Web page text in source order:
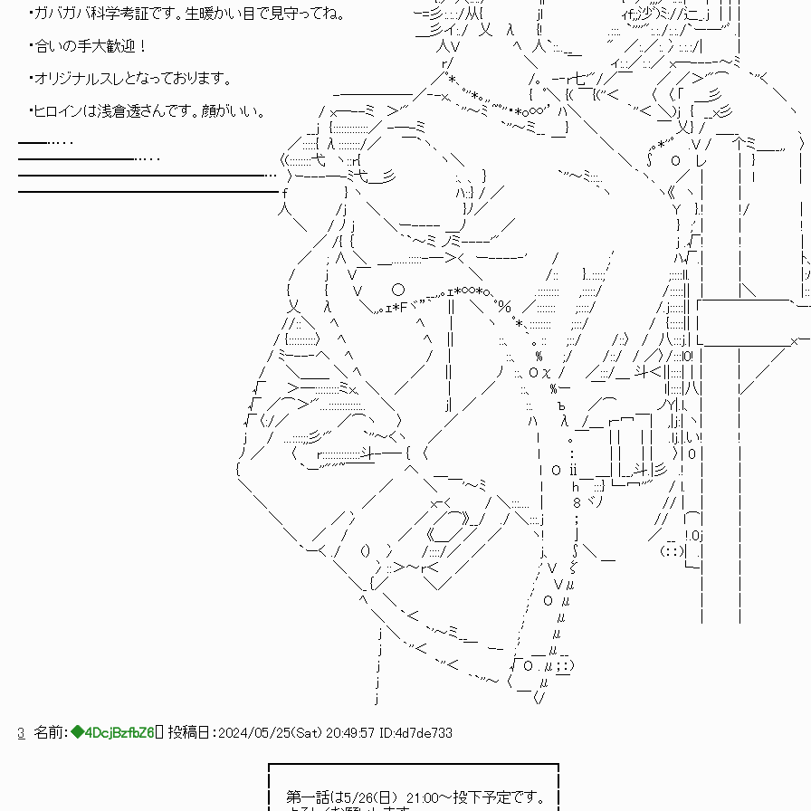
・ガバガバ科学考証です。生暖かい目で見守ってね。 ｰ=彡:.:.:/从{ jl ｨf;;沙ﾞ)ﾐ://辷_.j |｜|
＿彡イ:./ 乂 λ {! .:::. `''''":.:./:.:./`ー―''ﾞ .|
・合いの手大歓迎！ 人V ﾍ 人`::..__ " ／:.／:.冫:.:.:/| ｜
r/ ＼ ￣ ィ:.:／:.:／ x―---‐～ﾐ
・オリジナルスレとなっております。 ／ﾟ*、 /｡ -‐r七'"/／￣ ／ ／＞'"⌒ `''く
-―――――／‐-x、 ﾟ''*｡,, { ﾟ＼ {( ￣{(''＜ 〈 〈.「 ＿彡 ＼
・ヒロインは浅倉透さんです。顔がいい。 / x―--ミ ＞'" ｀''～ﾐ ~ﾟ''・*o∞'’ ﾊ＼ ｀''＜ ＼)j { __x彡 ヽ
__j {:::::::::::::／ -―-ミ `''～ミ__ } ＼ ￣ 乂} / ＿__ 、
━━…‥ ／:::::{ λ::::::::/／ ￣`ヽ、 ￣ ＼ ,｡*''ﾟ .V / 个ミ＿__,, 〉
━━━━━━━━…‥ 〈(::::::::弋 ヽ::r{ ヽ＼ ＼ ∫ O レ | } |
━━━━━━━━━━━━━━━━━… 〉ｰ---―-ﾐ弋＿彡 :、、 ｝ `''～ﾐ:::.. ｀ヽ、 ／ | ｜ l |
━━━━━━━━━━━━━━━━━━ f } ヽ ﾊ::} / ／ ｀ヽ ヽ《 ヽ | ｜
人 /j ＼ }ﾉ／ Y }.! !/ |
＼ / ﾉ j ＼ー---- ＿ﾉ ／ } ;' | ｜ !
／ /{ ｛ ｀`～ミ ノミ----'" j .√! ! |
／ ; ∧ ＼ ＿......:::::-―＞< ー----‐' / ;′ ﾊ√.| ｜ ﾄ、
/ j V￣ ＼ /:: }..::::;′ ;::::ll. ｜ | |:
{ { V ○ __,,｡ｪ*∞*o、 .:::::::: ,:::::/ /:::::|| ｜ |＼ |:::
乂 λ ＼,,｡ｪ*Fヾ”｀ || ＼ ﾟ％ ／::::::: ;::::/ /.j:::::|| 「￣￣￣￣￣￣`
//::＼ ﾍ ﾍ | ヽ ﾟ*､:::::::: ;:::/ / {:::::||｜
/ {::::::::::〉 ﾍ ﾍ || ::、 ｀。:: ;::/ /::〉 / 八:::j.| L＿＿＿＿＿＿x
/ ﾐｰ--‐へ ﾍ / | ::、 % ;/ /::/ / ／〉/:::l0! | | ／
/ ＼＿＿ ＼ ﾍ ／ || ﾉ ::、Oχ / ／:::/＿ 斗＜||::::|｜| | ／
√ ＞―:::::::::ミx、＼ ／ | ／ ::、 %ー ￣ l|::::|八| l／
√ ／⌒＞'"...::::::::::::.. ＼ j| ／ ::. ъ ／⌒ ノY|.l、｜ |
√〈:/／ ／⌒ヽ 〉 ／ ﾊ λ /＿ r‐冖￣| ,|j:| ヽ| |
j / ...::::;;彡'" `''～くヽ ／ l ｡￣ | | |｜ .lj.|.い! !
ﾉ ／ 〈 r::::::::::::::斗-―‐｛ 〈 l ： | | | | 〉| 0 | |
｛ `ー''""~￣￣ へ ＿ l O ⅱ ＿| |__,斗.|彡 .! ｜ |
＼ ／ ＼ ￣'～ﾐ l h￣:::}└‐冖''" / l. | ｜
＼ ／ x‐< / ＼:::.... | 8 ヾﾉ // | ｜ |
＼ ／冫 ／ ／⌒》__/ ./ ＼:::.j ； // l⌒| ｜
＼ ／ / ／ 《＿／／ ／ ヽ! 亅 ／ __ !.0j ｜
`ーく ./ (） 冫 /::::/／ ／ j、 ∫＼ (：：)| .| ｜
＼ 冫::＞～r＜ ／ ;' V ζ ￣ └-| ｜
＼_｛／ ＼／ ;′ Vμ | ｜
ﾍ ＼ ;′O μ | ｜
＼ `＜ ;′ μ | ｜
j ＼ `'～ミ__ ;′ μ
j ｀''＜ ￣ ｰ- ;′＿μ__
j `''＜ √O .μ；：)
j ｀`''～ 〈 μ ￣
j ￣〈/
3 名前： ◆4DcjBzfbZ6 ] 投稿日： 2024/05/25(Sat) 20:49:57 ID:4d7de733
┏━━━━━━━━━━━━━━━━━━━┓
┃ 第一話は5/26(日) 21:00～投下予定です。 ┃